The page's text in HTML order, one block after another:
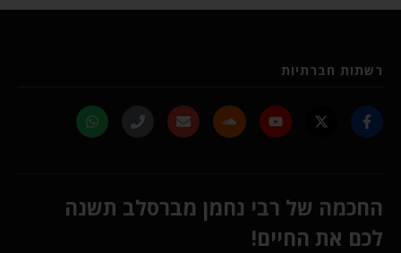
רשתות חברתיות
החכמה של רבי נחמן מברסלב תשנה
לכם את החיים!